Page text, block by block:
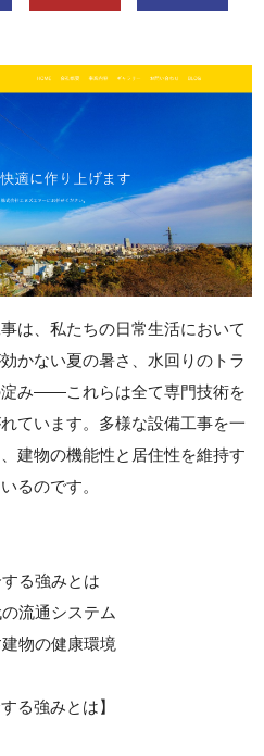
は、私たちの日常生活において
かない夏の暑さ、水回りのトラ
淀み――これらは全て専門技術を
ています。多様な設備工事を一
建物の機能性と居住性を維持す
るのです。
る強みとは
流通システム
物の健康環境
る強みとは】